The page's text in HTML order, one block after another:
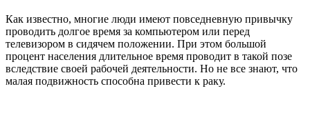
Как известно, многие люди имеют повседневную привычку
проводить долгое время за компьютером или перед
телевизором в сидячем положении. При этом большой
процент населения длительное время проводит в такой позе
вследствие своей рабочей деятельности. Но не все знают, что
малая подвижность способна привести к раку.